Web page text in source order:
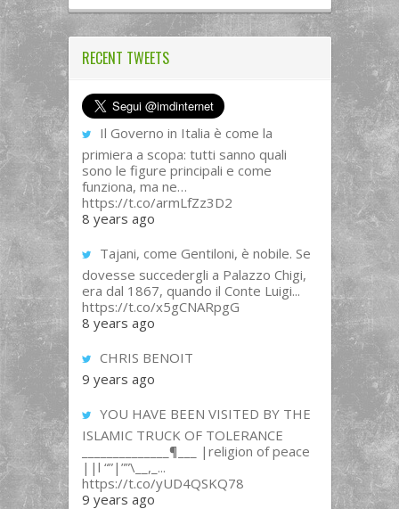
RECENT TWEETS
Il Governo in Italia è come la
primiera a scopa: tutti sanno quali
sono le figure principali e come
funziona, ma ne…
https://t.co/armLfZz3D2
8 years ago
Tajani, come Gentiloni, è nobile. Se
dovesse succedergli a Palazzo Chigi,
era dal 1867, quando il Conte Luigi...
https://t.co/x5gCNARpgG
8 years ago
CHRIS BENOIT
9 years ago
YOU HAVE BEEN VISITED BY THE
ISLAMIC TRUCK OF TOLERANCE
______________¶___ |religion of peace
||l “”|””\__,_...
https://t.co/yUD4QSKQ78
9 years ago